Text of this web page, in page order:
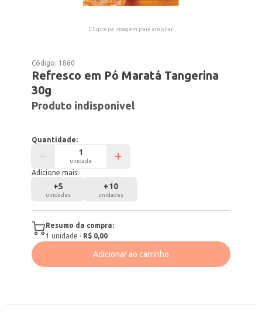
Clique na imagem para ampliar.
Código: 1860
Refresco em Pó Maratá Tangerina
30g
Produto indisponível
Quantidade:
unidade
Adicione mais:
+5
unidades
+10
unidades
Resumo da compra:
1 unidade · R$ 0,00
Adicionar ao carrinho